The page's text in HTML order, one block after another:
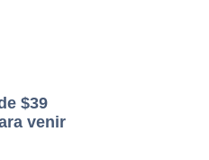
$39
venir